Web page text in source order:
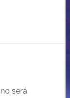
será